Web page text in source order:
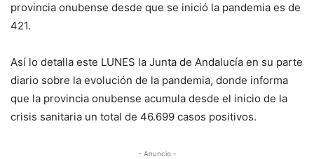
provincia onubense desde que se inició la pandemia es de
421.
Así lo detalla este LUNES la Junta de Andalucía en su parte
diario sobre la evolución de la pandemia, donde informa
que la provincia onubense acumula desde el inicio de la
crisis sanitaria un total de 46.699 casos positivos.
- Anuncio -